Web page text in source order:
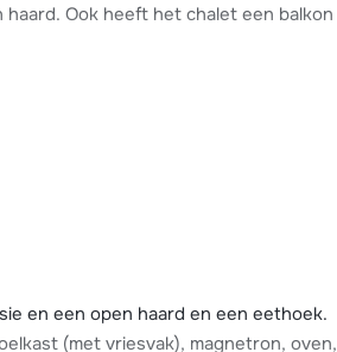
Ook heeft het chalet een balkon
in Saint Martin de Belleville. De
chalet. Het chalet beschikt over
en een open haard en een eethoek.
(met vriesvak), magnetron, oven,